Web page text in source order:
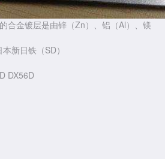
合金镀层是由锌（Zn）、铝（Al）、镁
新日铁（SD）
DX56D